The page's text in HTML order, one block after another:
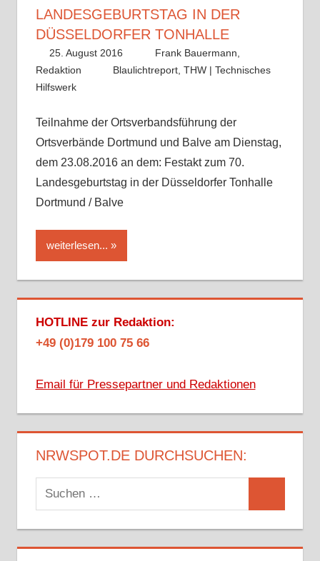
LANDESGEBURTSTAG IN DER
DÜSSELDORFER TONHALLE
25. August 2016
Frank Bauermann,
Redaktion
Blaulichtreport ,THW | Technisches
Hilfswerk
Teilnahme der Ortsverbandsführung der
Ortsverbände Dortmund und Balve am Dienstag,
dem 23.08.2016 an dem: Festakt zum 70.
Landesgeburtstag in der Düsseldorfer Tonhalle
Dortmund / Balve
weiterlesen...
HOTLINE zur Redaktion:
+49 (0)179 100 75 66
Email für Pressepartner und Redaktionen
NRWSPOT.DE DURCHSUCHEN:
Suchen
nach: